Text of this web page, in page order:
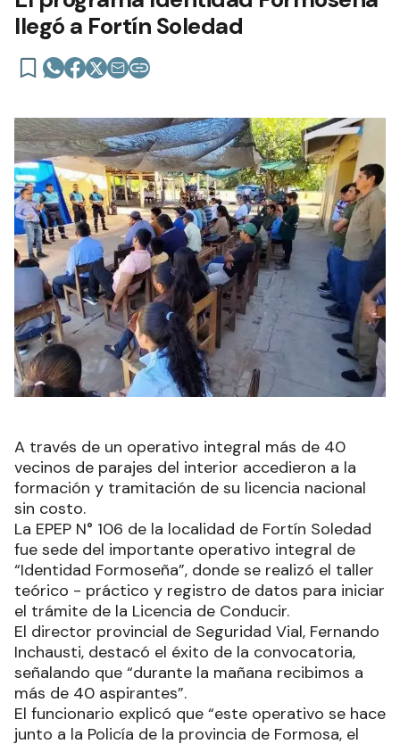
llegó a Fortín Soledad
A través de un operativo integral más de 40
vecinos de parajes del interior accedieron a la
formación y tramitación de su licencia nacional
sin costo.
La EPEP N° 106 de la localidad de Fortín Soledad
fue sede del importante operativo integral de
“Identidad Formoseña”, donde se realizó el taller
teórico - práctico y registro de datos para iniciar
el trámite de la Licencia de Conducir.
El director provincial de Seguridad Vial, Fernando
Inchausti, destacó el éxito de la convocatoria,
señalando que “durante la mañana recibimos a
más de 40 aspirantes”.
El funcionario explicó que “este operativo se hace
junto a la Policía de la provincia de Formosa, el